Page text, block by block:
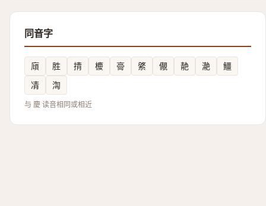
同音字
廎 胜 掅 櫦 䯧 綮 儬 靘 濪
䲔
凊
渹
与 慶 读音相同或相近